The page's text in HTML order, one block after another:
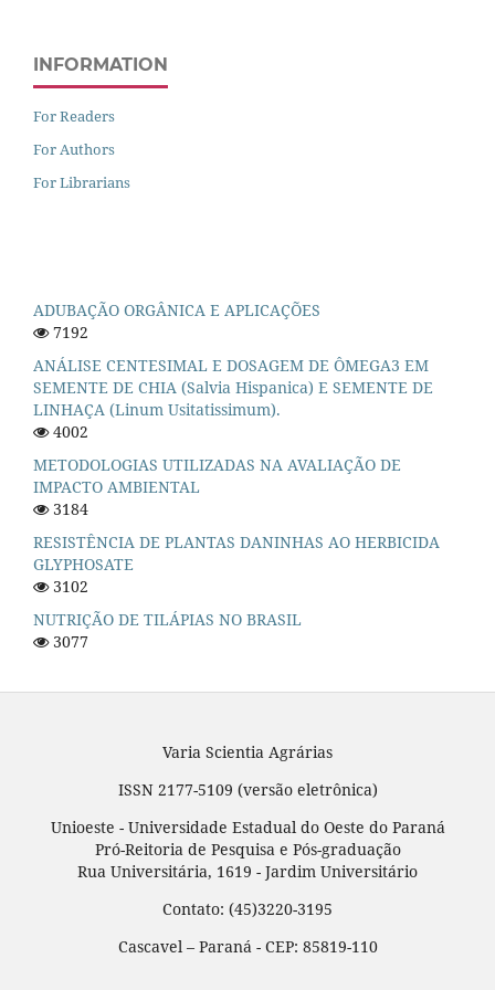
INFORMATION
For Readers
For Authors
For Librarians
ADUBAÇÃO ORGÂNICA E APLICAÇÕES
7192
ANÁLISE CENTESIMAL E DOSAGEM DE ÔMEGA3 EM
SEMENTE DE CHIA (Salvia Hispanica) E SEMENTE DE
LINHAÇA (Linum Usitatissimum).
4002
METODOLOGIAS UTILIZADAS NA AVALIAÇÃO DE
IMPACTO AMBIENTAL
3184
RESISTÊNCIA DE PLANTAS DANINHAS AO HERBICIDA
GLYPHOSATE
3102
NUTRIÇÃO DE TILÁPIAS NO BRASIL
3077
Varia Scientia Agrárias
ISSN 2177-5109 (versão eletrônica)
Unioeste - Universidade Estadual do Oeste do Paraná
Pró-Reitoria de Pesquisa e Pós-graduação
Rua Universitária, 1619 - Jardim Universitário
Contato: (45)3220-3195
Cascavel – Paraná - CEP: 85819-110